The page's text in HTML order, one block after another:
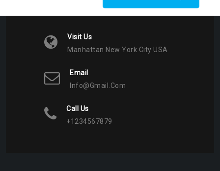
Visit Us
Manhattan New York City USA
Email
Info@gmail.com
Call Us
+1234567879